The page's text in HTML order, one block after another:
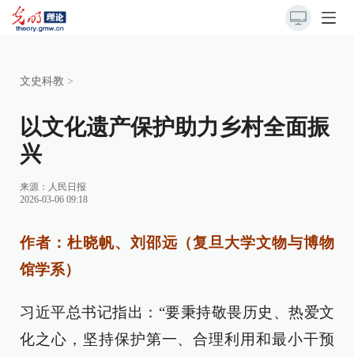
文史科教 >
以文化遗产保护助力乡村全面振
兴
来源： 人民日报
2026-03-06 09:18
作者：杜晓帆、刘邵远（复旦大学文物与博物
馆学系）
习近平总书记指出：“要秉持敬畏历史、热爱文
化之心，坚持保护第一、合理利用和最小干预